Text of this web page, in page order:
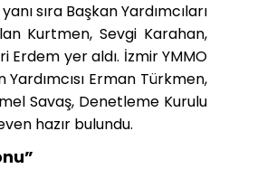
sıra Başkan Yardımcıları
Kurtmen, Sevgi Karahan,
Erdem yer aldı. İzmir YMMO
Erman Türkmen,
Savaş, Denetleme Kurulu
hazır bulundu.